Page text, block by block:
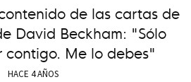
de las cartas de
David Beckham: "Sólo
Me lo debes"
HACE 4 AÑOS